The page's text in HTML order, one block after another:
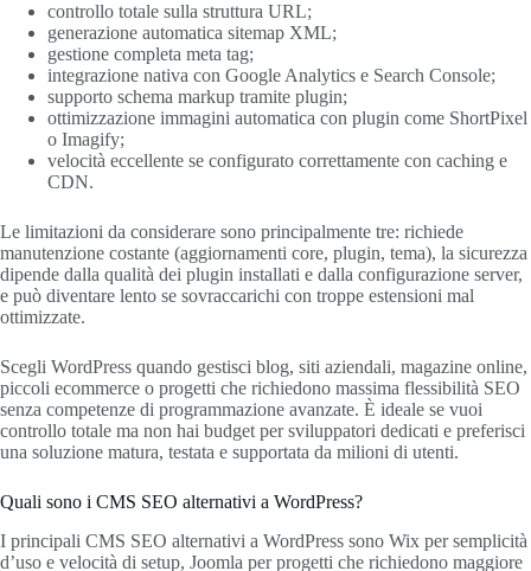
controllo totale sulla struttura URL;
generazione automatica sitemap XML;
gestione completa meta tag;
integrazione nativa con Google Analytics e Search Console;
supporto schema markup tramite plugin;
ottimizzazione immagini automatica con plugin come ShortPixel
o Imagify;
velocità eccellente se configurato correttamente con caching e
CDN.
Le limitazioni da considerare sono principalmente tre: richiede
manutenzione costante (aggiornamenti core, plugin, tema), la sicurezza
dipende dalla qualità dei plugin installati e dalla configurazione server,
e può diventare lento se sovraccarichi con troppe estensioni mal
ottimizzate.
Scegli WordPress quando gestisci blog, siti aziendali, magazine online,
piccoli ecommerce o progetti che richiedono massima flessibilità SEO
senza competenze di programmazione avanzate. È ideale se vuoi
controllo totale ma non hai budget per sviluppatori dedicati e preferisci
una soluzione matura, testata e supportata da milioni di utenti.
Quali sono i CMS SEO alternativi a WordPress?
I principali CMS SEO alternativi a WordPress sono Wix per semplicità
d’uso e velocità di setup, Joomla per progetti che richiedono maggiore